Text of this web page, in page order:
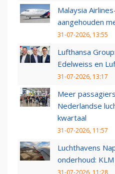
Malaysia
aangehouden
31-07-2026, 13:55
Lufthansa
Edelweiss en
31-07-2026, 13:17
Meer
Nederlandse
kwartaal
31-07-2026, 11:57
Luchthavens
onderhoud:
31-07-2026, 11:28